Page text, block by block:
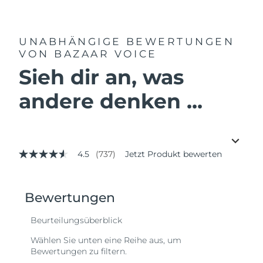
UNABHÄNGIGE BEWERTUNGEN
VON BAZAAR VOICE
Sieh dir an, was
andere denken ...
4.5
Durchschnittswert
der
Bewertung.
Read
Reviews.
Link
4.5 (737) Jetzt Produkt bewerten